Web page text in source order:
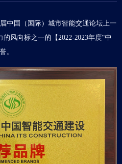
中国（国际）城市智能交通论坛上一
风向标之一的【2022-2023年度“中
。